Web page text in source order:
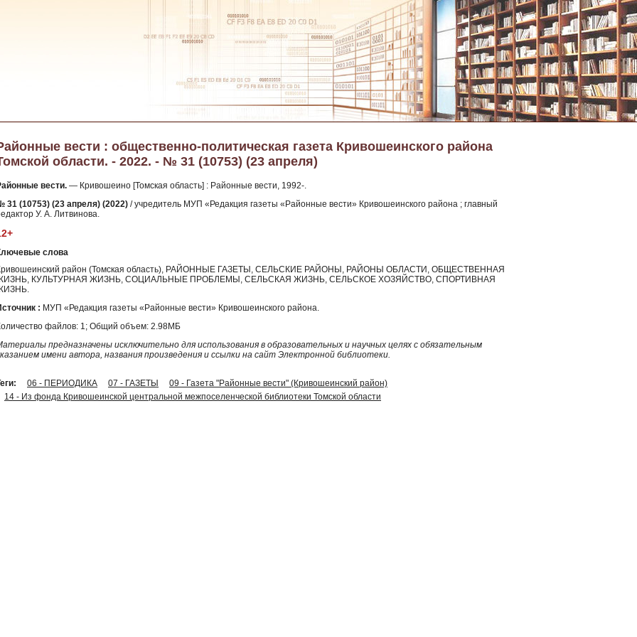
вести : общественно-политическая газета Кривошеинского района
области. - 2022. - № 31 (10753) (23 апреля)
вести. — Кривошеино [Томская область] : Районные вести, 1992-.
31 (10753) (23 апреля) (2022) / учредитель МУП «Редакция газеты «Районные вести» Кривошеинского района ; главный
У. А. Литвинова.
слова
район (Томская область), РАЙОННЫЕ ГАЗЕТЫ, СЕЛЬСКИЕ РАЙОНЫ, РАЙОНЫ ОБЛАСТИ, ОБЩЕСТВЕННАЯ
КУЛЬТУРНАЯ ЖИЗНЬ, СОЦИАЛЬНЫЕ ПРОБЛЕМЫ, СЕЛЬСКАЯ ЖИЗНЬ, СЕЛЬСКОЕ ХОЗЯЙСТВО, СПОРТИВНАЯ
: МУП «Редакция газеты «Районные вести» Кривошеинского района.
файлов: 1; Общий объем: 2.98МБ
предназначены исключительно для использования в образовательных и научных целях с обязательным
имени автора, названия произведения и ссылки на сайт Электронной библиотеки.
06 - ПЕРИОДИКА 07 - ГАЗЕТЫ
09 - Газета "Районные вести" (Кривошеинский район)
14 - Из фонда Кривошеинской центральной межпоселенческой библиотеки Томской области